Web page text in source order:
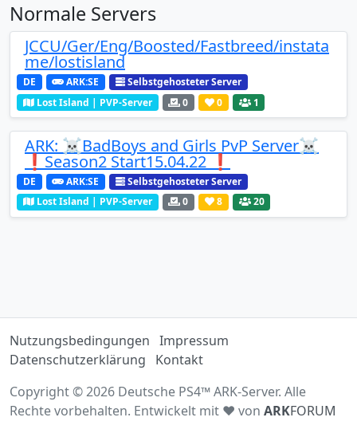
Normale Servers
JCCU/Ger/Eng/Boosted/Fastbreed/instata
me/lostisland
DE ARK:SE
Selbstgehosteter Server
Lost Island | PVP-Server
0 0 1
ARK: ☠️BadBoys and Girls PvP Server☠️
❗️Season2 Start15.04.22 ❗️
DE ARK:SE
Selbstgehosteter Server
Lost Island | PVP-Server
0 8 20
Nutzungsbedingungen Impressum
Datenschutzerklärung
Kontakt
Copyright © 2026 Deutsche PS4™ ARK-Server. Alle
Rechte vorbehalten. Entwickelt mit ♥ von ARKFORUM